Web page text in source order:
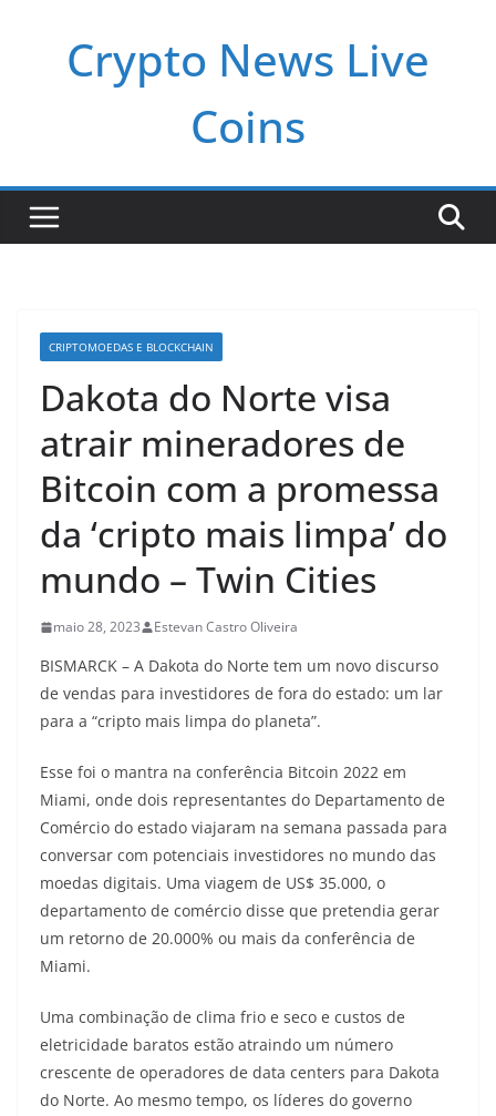
Crypto News Live
Coins
CRIPTOMOEDAS E BLOCKCHAIN
Dakota do Norte visa
atrair mineradores de
Bitcoin com a promessa
da ‘cripto mais limpa’ do
mundo – Twin Cities
maio 28, 2023 Estevan Castro Oliveira
BISMARCK – A Dakota do Norte tem um novo discurso
de vendas para investidores de fora do estado: um lar
para a “cripto mais limpa do planeta”.
Esse foi o mantra na conferência Bitcoin 2022 em
Miami, onde dois representantes do Departamento de
Comércio do estado viajaram na semana passada para
conversar com potenciais investidores no mundo das
moedas digitais. Uma viagem de US$ 35.000, o
departamento de comércio disse que pretendia gerar
um retorno de 20.000% ou mais da conferência de
Miami.
Uma combinação de clima frio e seco e custos de
eletricidade baratos estão atraindo um número
crescente de operadores de data centers para Dakota
do Norte. Ao mesmo tempo, os líderes do governo